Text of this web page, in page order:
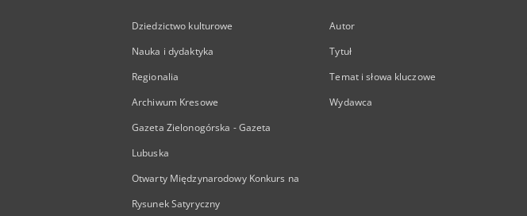
Dziedzictwo kulturowe
Nauka i dydaktyka
Regionalia
Archiwum Kresowe
Gazeta Zielonogórska - Gazeta
Lubuska
Otwarty Międzynarodowy Konkurs na
Rysunek Satyryczny
Autor
Tytuł
Temat i słowa kluczowe
Wydawca